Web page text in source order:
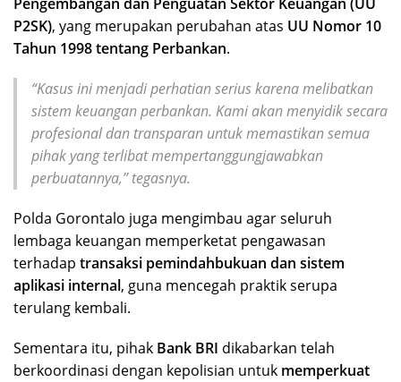
P2SK), yang merupakan perubahan atas UU Nomor 10
Tahun 1998 tentang Perbankan.
“Kasus ini menjadi perhatian serius karena melibatkan
sistem keuangan perbankan. Kami akan menyidik secara
profesional dan transparan untuk memastikan semua
pihak yang terlibat mempertanggungjawabkan
perbuatannya,” tegasnya.
Polda Gorontalo juga mengimbau agar seluruh
lembaga keuangan memperketat pengawasan
terhadap transaksi pemindahbukuan dan sistem
aplikasi internal, guna mencegah praktik serupa
terulang kembali.
Sementara itu, pihak Bank BRI dikabarkan telah
berkoordinasi dengan kepolisian untuk memperkuat